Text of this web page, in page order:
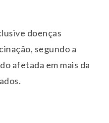
doenças
segundo a
afetada em mais da